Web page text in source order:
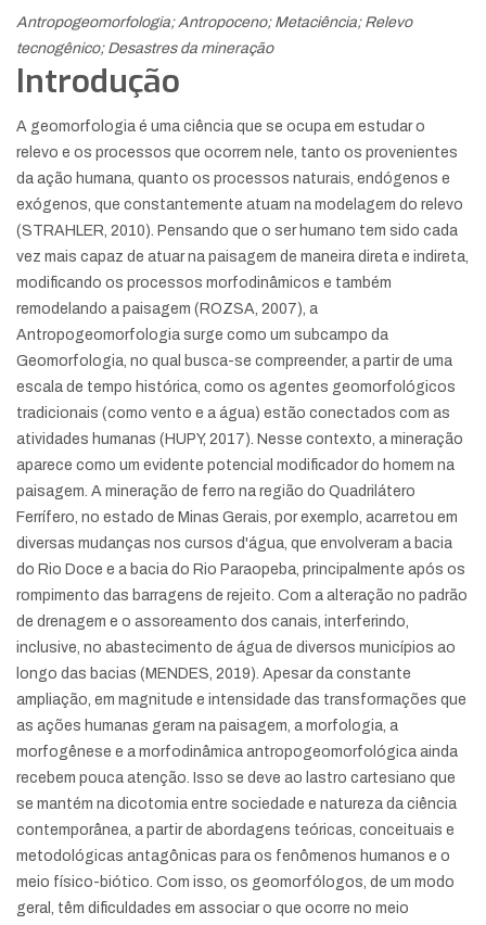
Antropogeomorfologia; Antropoceno; Metaciência; Relevo
tecnogênico; Desastres da mineração
Introdução
A geomorfologia é uma ciência que se ocupa em estudar o
relevo e os processos que ocorrem nele, tanto os provenientes
da ação humana, quanto os processos naturais, endógenos e
exógenos, que constantemente atuam na modelagem do relevo
(STRAHLER, 2010). Pensando que o ser humano tem sido cada
vez mais capaz de atuar na paisagem de maneira direta e indireta,
modificando os processos morfodinâmicos e também
remodelando a paisagem (ROZSA, 2007), a
Antropogeomorfologia surge como um subcampo da
Geomorfologia, no qual busca-se compreender, a partir de uma
escala de tempo histórica, como os agentes geomorfológicos
tradicionais (como vento e a água) estão conectados com as
atividades humanas (HUPY, 2017). Nesse contexto, a mineração
aparece como um evidente potencial modificador do homem na
paisagem. A mineração de ferro na região do Quadrilátero
Ferrífero, no estado de Minas Gerais, por exemplo, acarretou em
diversas mudanças nos cursos d'água, que envolveram a bacia
do Rio Doce e a bacia do Rio Paraopeba, principalmente após os
rompimento das barragens de rejeito. Com a alteração no padrão
de drenagem e o assoreamento dos canais, interferindo,
inclusive, no abastecimento de água de diversos municípios ao
longo das bacias (MENDES, 2019). Apesar da constante
ampliação, em magnitude e intensidade das transformações que
as ações humanas geram na paisagem, a morfologia, a
morfogênese e a morfodinâmica antropogeomorfológica ainda
recebem pouca atenção. Isso se deve ao lastro cartesiano que
se mantém na dicotomia entre sociedade e natureza da ciência
contemporânea, a partir de abordagens teóricas, conceituais e
metodológicas antagônicas para os fenômenos humanos e o
meio físico-biótico. Com isso, os geomorfólogos, de um modo
geral, têm dificuldades em associar o que ocorre no meio